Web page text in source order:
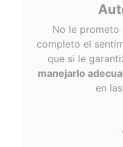
No le
completo el
que si le
manejarlo
en